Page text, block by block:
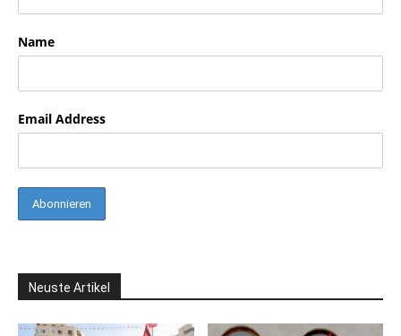
Name
Email Address
Neuste Artikel